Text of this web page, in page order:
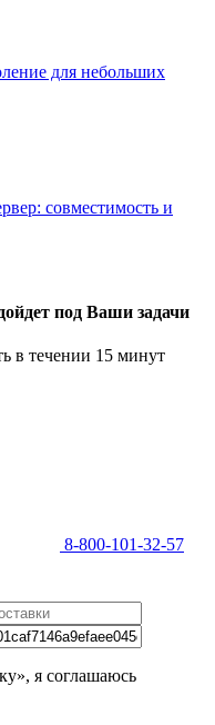
для небольших
совместимость и
под Ваши задачи
в течении 15 минут
8-800-101-32-57
я соглашаюсь